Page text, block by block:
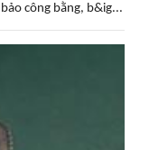
công bằng, b&ig...